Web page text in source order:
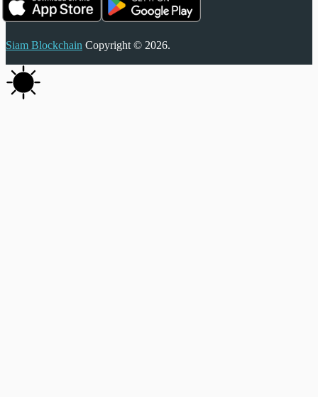
Siam Blockchain Copyright © 2026.